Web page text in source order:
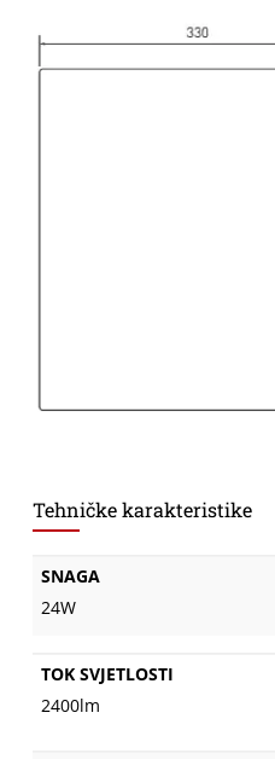
Tehničke karakteristike
SNAGA
24W
TOK SVJETLOSTI
2400lm